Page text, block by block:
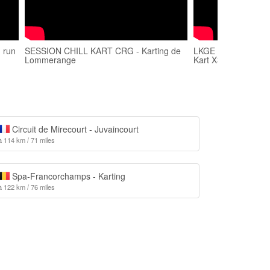
run SESSION CHILL KART CRG - Karting de
Lommerange
LKGE - Driver's
Kart X30 à
Circuit de Mirecourt - Juvaincourt
114 km / 71 miles
Spa-Francorchamps - Karting
122 km / 76 miles